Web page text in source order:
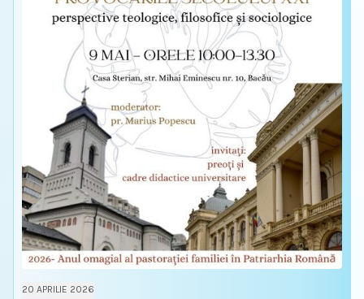
20 APRILIE 2026